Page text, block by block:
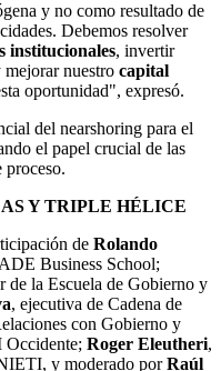
y no como resultado de
Debemos resolver
institucionales, invertir
mejorar nuestro capital
oportunidad", expresó.
del nearshoring para el
el papel crucial de las
proceso.
Y TRIPLE HÉLICE
de Rolando
Business School;
de la Escuela de Gobierno y
, ejecutiva de Cadena de
con Gobierno y
Roger Eleutheri,
y moderado porRaúl